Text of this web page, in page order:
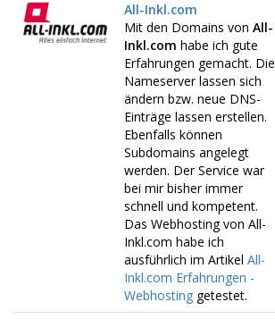
All-Inkl.com
Mit den Domains von All-
Inkl.com habe ich gute
Erfahrungen gemacht. Die
Nameserver lassen sich
ändern bzw. neue DNS-
Einträge lassen erstellen.
Ebenfalls können
Subdomains angelegt
werden. Der Service war
bei mir bisher immer
schnell und kompetent.
Das Webhosting von All-
Inkl.com habe ich
ausführlich im Artikel All-
Inkl.com Erfahrungen -
Webhosting getestet.